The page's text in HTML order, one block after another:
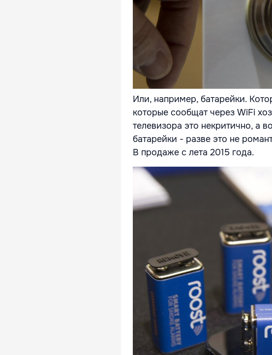
Или, например, батарейки.
которые сообщат через WiFi
телевизора это некритично, а
батарейки - разве это не
В продаже с лета 2015 года.